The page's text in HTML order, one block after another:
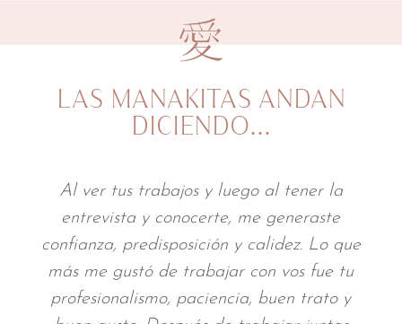
LAS MANAKITAS ANDAN
DICIENDO…
Al ver tus trabajos y luego al tener la
entrevista y conocerte, me generaste
predisposición y calidez. Lo que
me gustó de trabajar con vos fue tu
paciencia, buen trato y